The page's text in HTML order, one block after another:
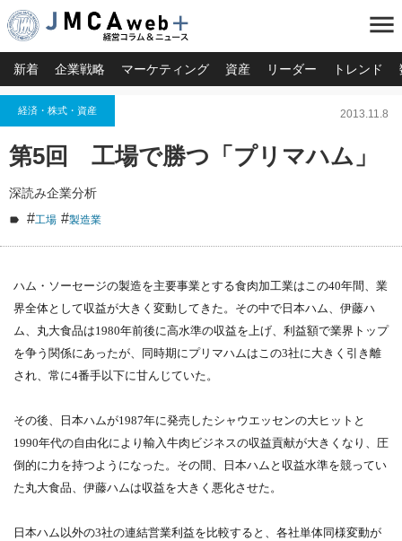
menu
新着 企業戦略 マーケティング 資産 リーダー トレンド
経済・株式・資産 2013.11.8
第5回 工場で勝つ「プリマハム」
深読み企業分析
#工場 #製造業
ハム・ソーセージの製造を主要事業とする食肉加工業はこの40年間、業
界全体として収益が大きく変動してきた。その中で日本ハム、伊藤ハ
ム、丸大食品は1980年前後に高水準の収益を上げ、利益額で業界トップ
を争う関係にあったが、同時期にプリマハムはこの3社に大きく引き離
され、常に4番手以下に甘んじていた。
その後、日本ハムが1987年に発売したシャウエッセンの大ヒットと
1990年代の自由化により輸入牛肉ビジネスの収益貢献が大きくなり、圧
倒的に力を持つようになった。その間、日本ハムと収益水準を競ってい
た丸大食品、伊藤ハムは収益を大きく悪化させた。
日本ハム以外の3社の連結営業利益を比較すると、各社単体同様変動が